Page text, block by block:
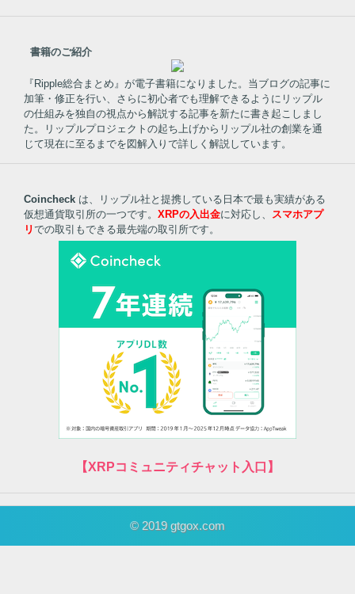
書籍のご紹介
『Ripple総合まとめ』が電子書籍になりました。当ブログの記事に
加筆・修正を行い、さらに初心者でも理解できるようにリップル
の仕組みを独自の視点から解説する記事を新たに書き起こしまし
た。リップルプロジェクトの起ち上げからリップル社の創業を通
じて現在に至るまでを図解入りで詳しく解説しています。
Coincheck は、リップル社と提携している日本で最も実績がある
仮想通貨取引所の一つです。 XRPの入出金に対応し、
スマホアプ
リでの取引もできる最先端の取引所です。
【XRPコミュニティチャット入口】
© 2019 gtgox.com